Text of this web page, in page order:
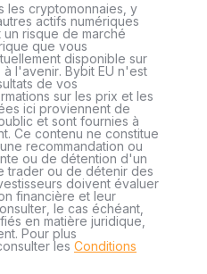
les cryptomonnaies, y
actifs numériques
un risque de marché
que vous
disponible sur
l'avenir. Bybit EU n'est
de vos
sur les prix et les
ici proviennent de
et sont fournies à
Ce contenu ne constitue
recommandation ou
ou de détention d'un
trader ou de détenir des
doivent évaluer
financière et leur
le cas échéant,
en matière juridique,
Pour plus
les Conditions